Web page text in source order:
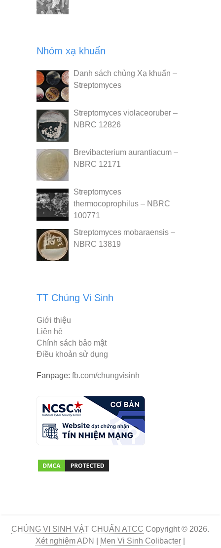
Nhóm xạ khuẩn
Danh sách chủng Xạ khuẩn –
Streptomyces
Streptomyces violaceoruber –
NBRC 12826
Brevibacterium aurantiacum –
NBRC 12171
Streptomyces
thermocoprophilus – NBRC
100771
Streptomyces mobaraensis –
NBRC 13819
TT Chủng Vi Sinh
Giới thiệu
Liên hệ
Chính sách bảo mật
Điều khoản sử dụng
Fanpage: fb.com/chungvisinh
CHỦNG VI SINH VẬT CHUẨN ATCC Copyright © 2026.
Xét nghiệm ADN
Men Vi Sinh Colibacter